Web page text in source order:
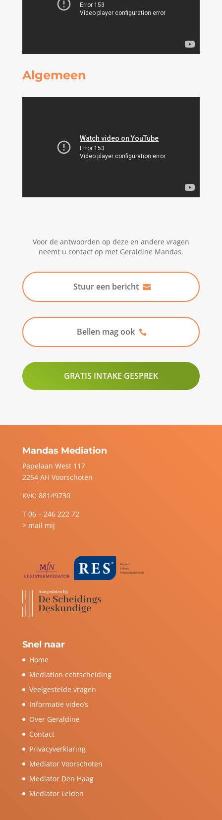
Algemeen
Voor de antwoorden op deze en andere vragen
neemt u contact op met Geraldine Mandas.
Stuur een bericht
Bellen mag ook
GRATIS INTAKE GESPREK
Mandas Mediation
Papelaan West 117
2254 AH Voorschoten
KvK: 88149730
T 06 – 246 222 72
> mail mij
Snel naar
Home
Mediation echtscheiding
Veelgestelde vragen
Informatie video’s
Over Geraldine
Contact
Privacyverklaring
Mediator Voorschoten
Mediator Den Haag
Mediator Leiden